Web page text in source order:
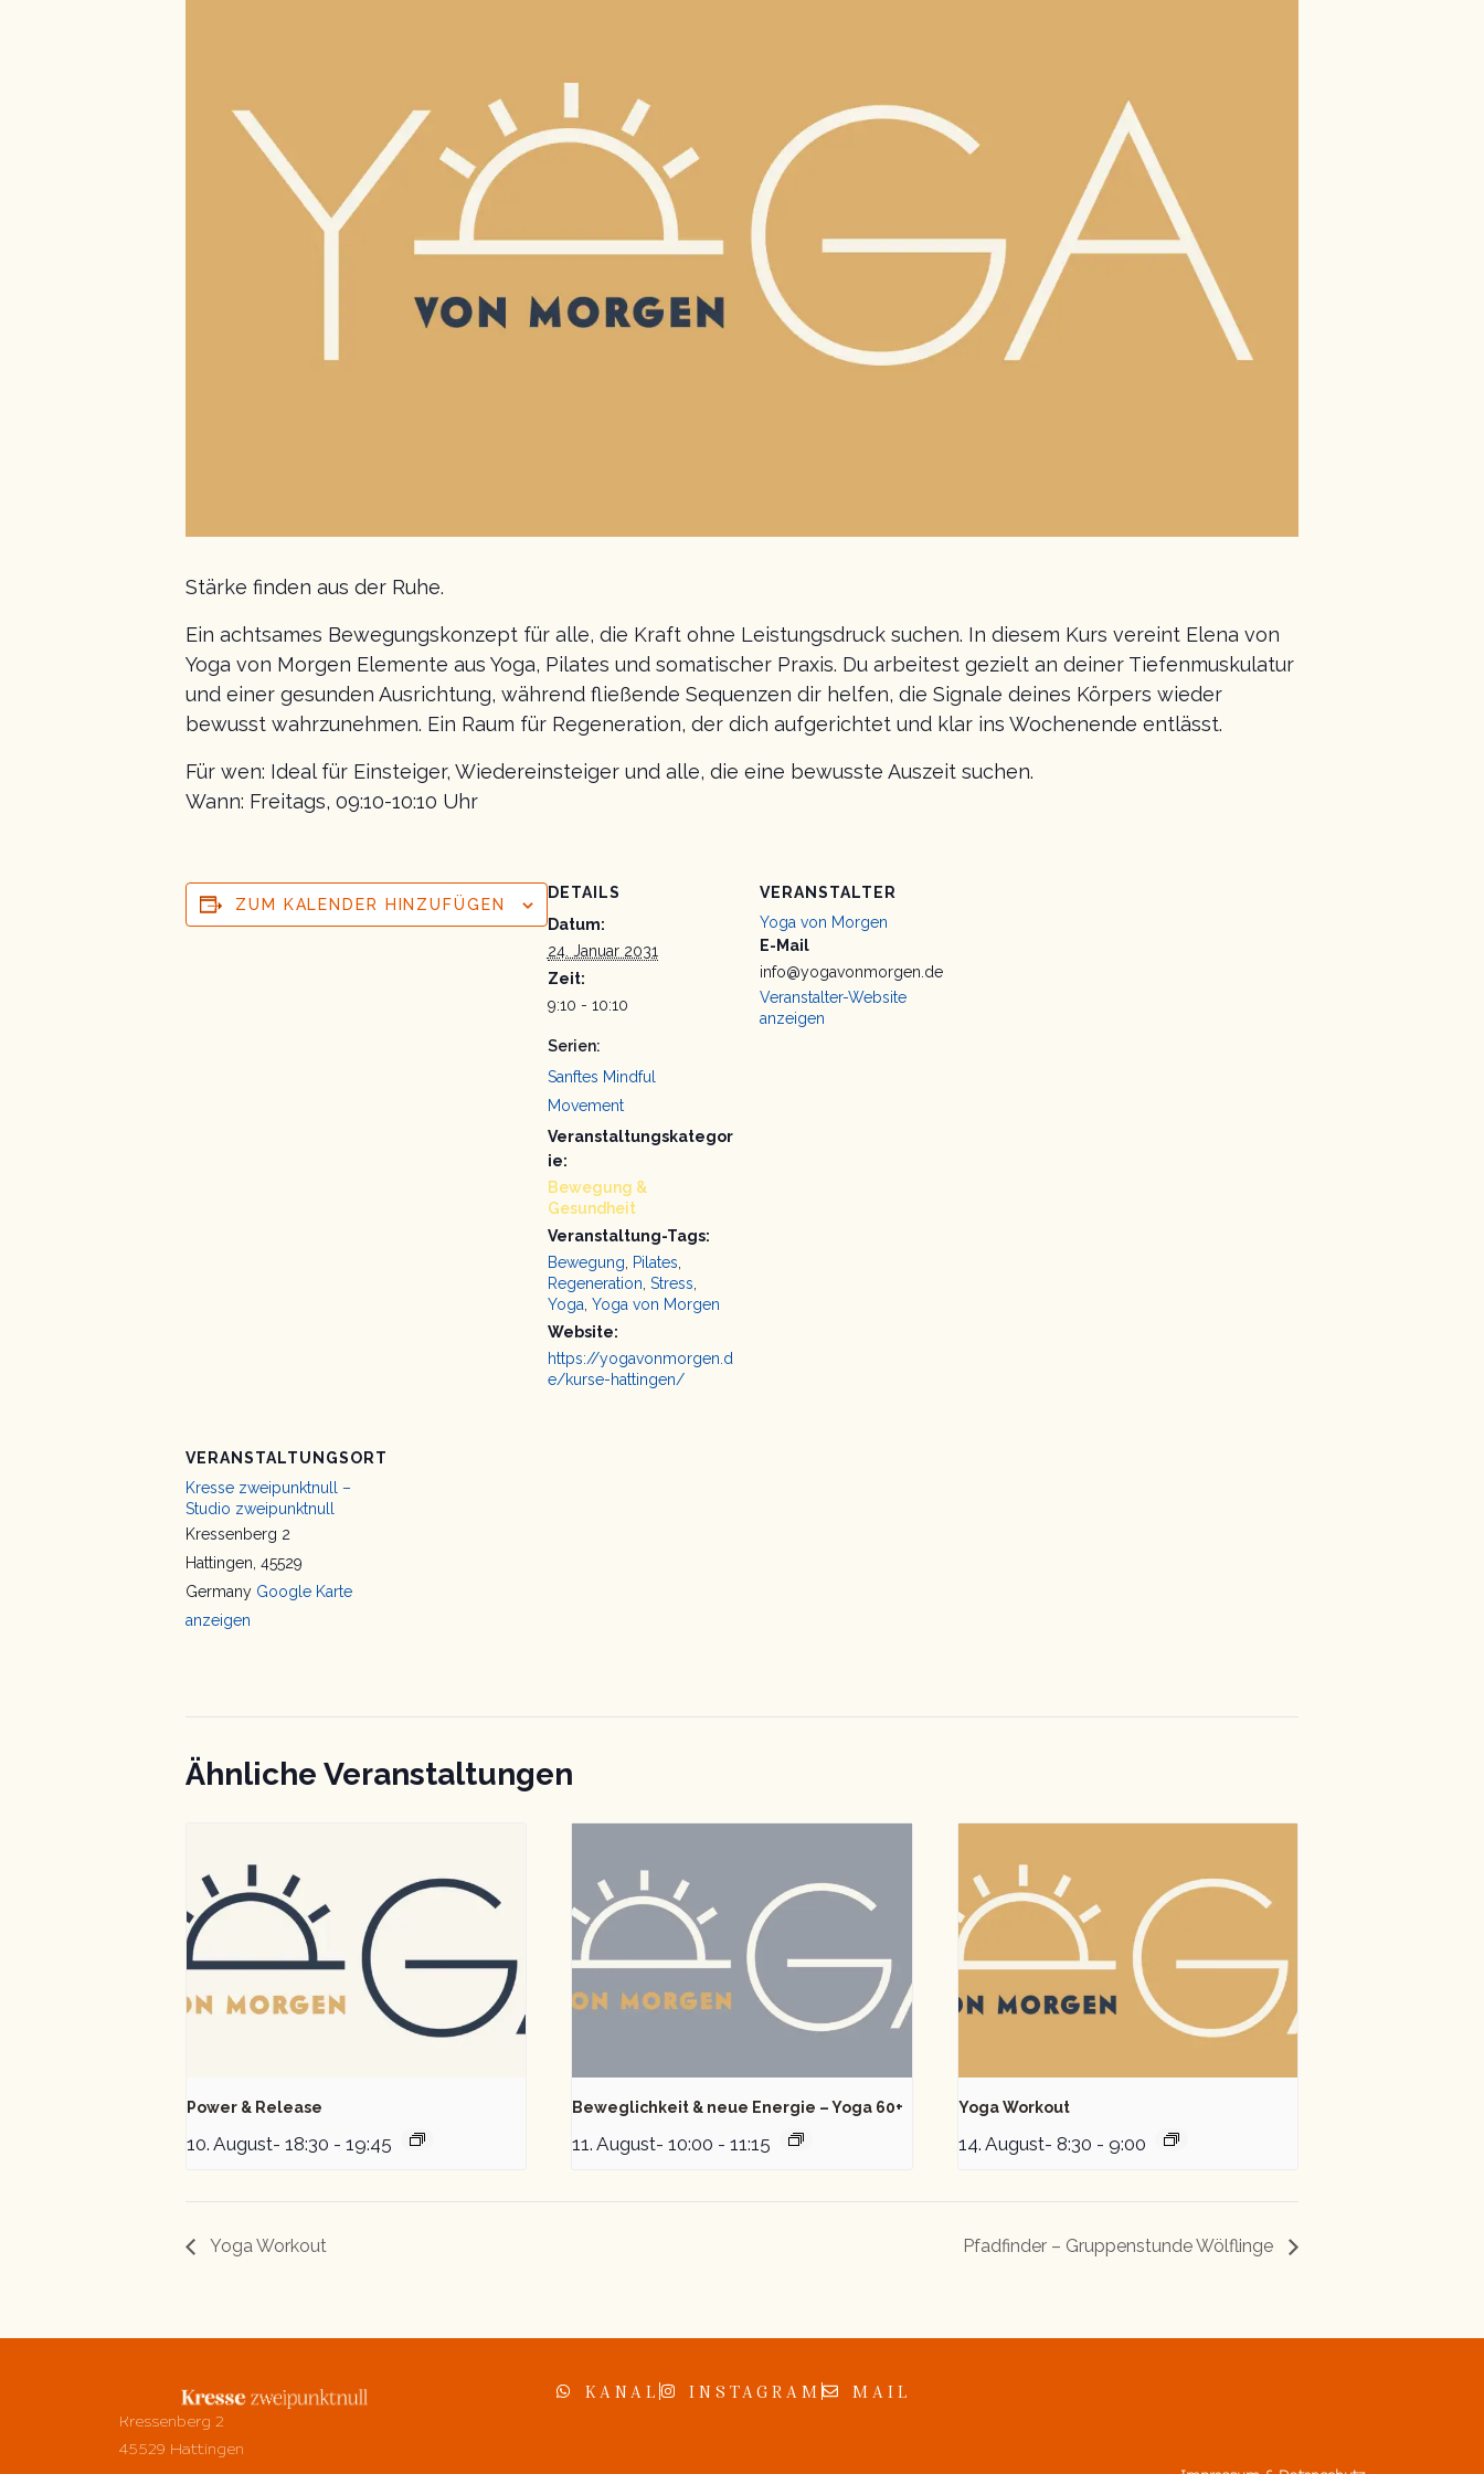
Stärke finden aus der Ruhe.
Ein achtsames Bewegungskonzept für alle, die Kraft ohne Leistungsdruck suchen. In diesem Kurs vereint Elena von
Yoga von Morgen Elemente aus Yoga, Pilates und somatischer Praxis. Du arbeitest gezielt an deiner Tiefenmuskulatur
und einer gesunden Ausrichtung, während fließende Sequenzen dir helfen, die Signale deines Körpers wieder
bewusst wahrzunehmen. Ein Raum für Regeneration, der dich aufgerichtet und klar ins Wochenende entlässt.
Für wen: Ideal für Einsteiger, Wiedereinsteiger und alle, die eine bewusste Auszeit suchen.
Wann: Freitags, 09:10-10:10 Uhr
ZUM KALENDER HINZUFÜGEN
DETAILS
Datum:
24. Januar 2031
Zeit:
9:10 - 10:10
Serien:
Sanftes Mindful
Movement
Veranstaltungskategor
ie:
Bewegung &
Gesundheit
Veranstaltung-Tags:
Bewegung
Pilates
Regeneration Stress
Yoga Yoga von Morgen
Website:
https://yogavonmorgen.d
e/kurse-hattingen/
VERANSTALTER
Yoga von Morgen
E-Mail
info@yogavonmorgen.de
Veranstalter-Website
anzeigen
VERANSTALTUNGSORT
Kresse zweipunktnull –
Studio zweipunktnull
Kressenberg 2
Hattingen 45529
Germany Google Karte
anzeigen
Ähnliche Veranstaltungen
Power & Release
10. August- 18:30 - 19:45
Beweglichkeit & neue Energie – Yoga 60+
11. August- 10:00 - 11:15
Yoga Workout
14. August- 8:30 - 9:00
Yoga Workout Pfadfinder – Gruppenstunde Wölflinge
Kressenberg 2
45529 Hattingen
KANAL INSTAGRAM MAIL